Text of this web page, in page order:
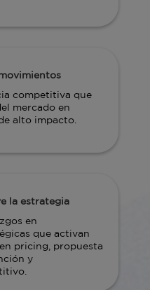
competitiva que
mercado en
alto impacto.
la estrategia
en
que activan
pricing, propuesta
y